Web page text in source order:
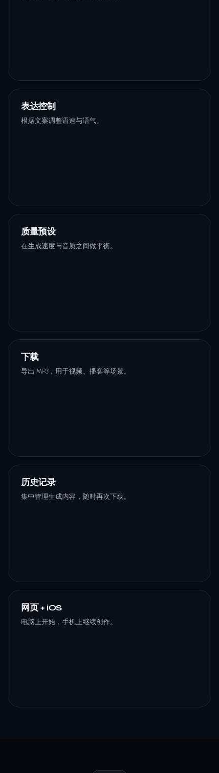
表达控制
根据文案调整语速与语气。
质量预设
在生成速度与音质之间做平衡。
下载
导出 MP3，用于视频、播客等场景。
历史记录
集中管理生成内容，随时再次下载。
网页 + iOS
电脑上开始，手机上继续创作。